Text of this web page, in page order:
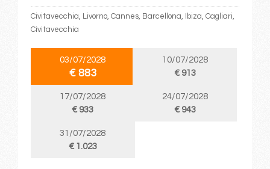
Civitavecchia, Livorno, Cannes, Barcellona, Ibiza, Cagliari,
Civitavecchia
03/07/2028
€ 883
10/07/2028
€ 913
17/07/2028
€ 933
24/07/2028
€ 943
31/07/2028
€ 1.023